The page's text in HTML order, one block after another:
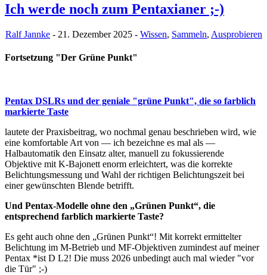
Ich werde noch zum Pentaxianer ;-)
Ralf Jannke - 21. Dezember 2025 - Wissen, Sammeln, Ausprobieren
Fortsetzung "Der Grüne Punkt"
Pentax DSLRs und der geniale "grüne Punkt", die so farblich
markierte Taste
lautete der Praxisbeitrag, wo nochmal genau beschrieben wird, wie
eine komfortable Art von — ich bezeichne es mal als —
Halbautomatik den Einsatz alter, manuell zu fokussierende
Objektive mit K-Bajonett enorm erleichtert, was die korrekte
Belichtungsmessung und Wahl der richtigen Belichtungszeit bei
einer gewünschten Blende betrifft.
Und Pentax-Modelle ohne den „Grünen Punkt“, die
entsprechend farblich markierte Taste?
Es geht auch ohne den „Grünen Punkt“! Mit korrekt ermittelter
Belichtung im M-Betrieb und MF-Objektiven zumindest auf meiner
Pentax *ist D L2! Die muss 2026 unbedingt auch mal wieder "vor
die Tür" ;-)